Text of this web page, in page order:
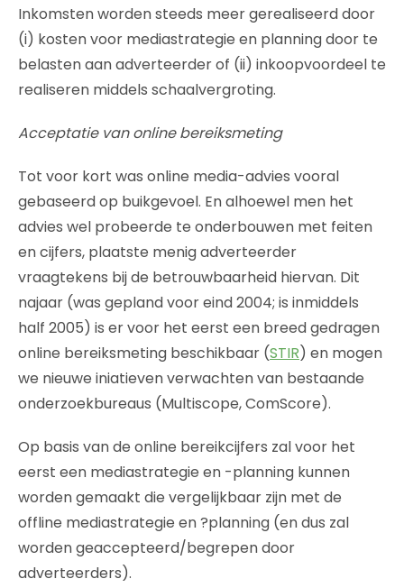
Inkomsten worden steeds meer gerealiseerd door
(i) kosten voor mediastrategie en planning door te
belasten aan adverteerder of (ii) inkoopvoordeel te
realiseren middels schaalvergroting.
Acceptatie van online bereiksmeting
Tot voor kort was online media-advies vooral
gebaseerd op buikgevoel. En alhoewel men het
advies wel probeerde te onderbouwen met feiten
en cijfers, plaatste menig adverteerder
vraagtekens bij de betrouwbaarheid hiervan. Dit
najaar (was gepland voor eind 2004; is inmiddels
half 2005) is er voor het eerst een breed gedragen
online bereiksmeting beschikbaar (STIR) en mogen
we nieuwe iniatieven verwachten van bestaande
onderzoekbureaus (Multiscope, ComScore).
Op basis van de online bereikcijfers zal voor het
eerst een mediastrategie en -planning kunnen
worden gemaakt die vergelijkbaar zijn met de
offline mediastrategie en ?planning (en dus zal
worden geaccepteerd/begrepen door
adverteerders).